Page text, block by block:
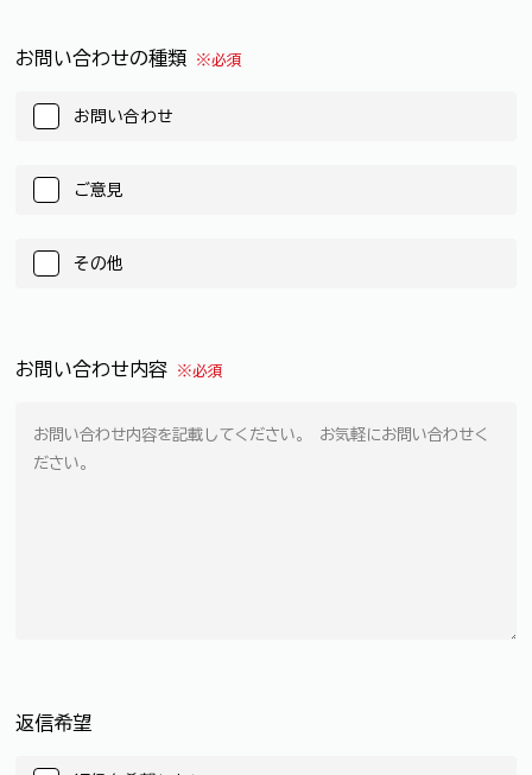
お問い合わせの種類 ※必須
お問い合わせ
ご意見
その他
お問い合わせ内容 ※必須
返信希望